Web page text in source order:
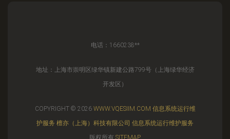
电话：1660238**
地址：上海市崇明区绿华镇新建公路799号（上海绿华经济
开发区）
COPYRIGHT © 2026 WWW.VQESIIM.COM 信息系统运行维
护服务 檀亦（上海）科技有限公司 信息系统运行维护服务
版权所有 SITEMAP